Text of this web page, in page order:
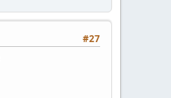
#27